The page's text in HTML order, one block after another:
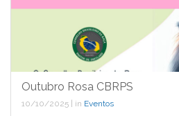
Outubro Rosa CBRPS
10/10/2025 in Eventos